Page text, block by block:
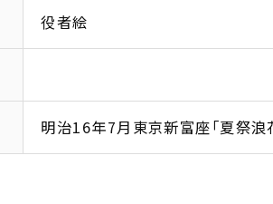
役者絵
明治16年7月東京新富座「夏祭浪